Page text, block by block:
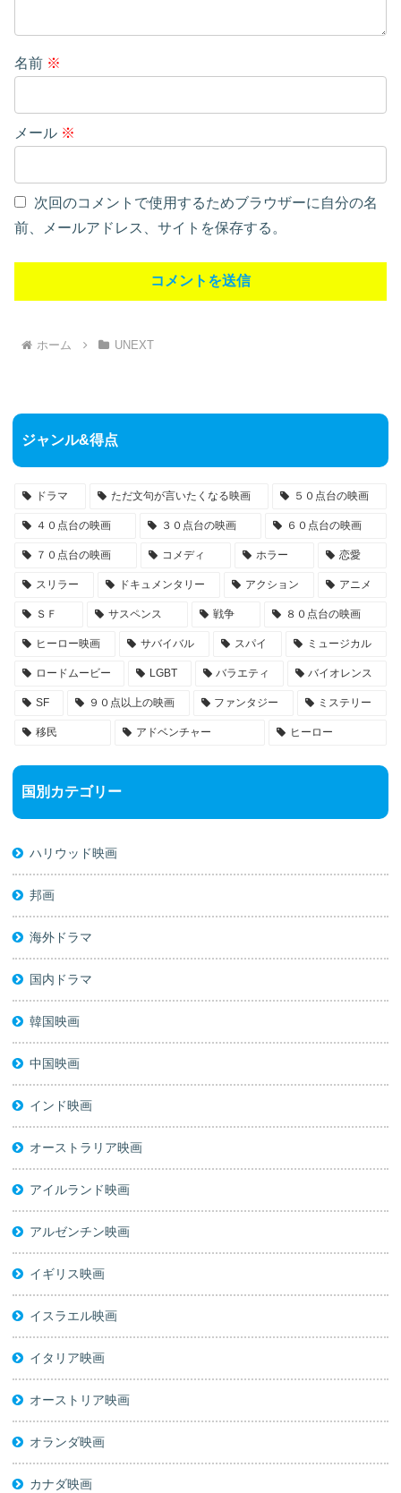
名前 ※
メール ※
次回のコメントで使用するためブラウザーに自分の名
前、メールアドレス、サイトを保存する。
ホーム UNEXT
ジャンル&得点
ドラマ ただ文句が言いたくなる映画 ５０点台の映画
４０点台の映画 ３０点台の映画 ６０点台の映画
７０点台の映画 コメディ ホラー 恋愛
スリラー ドキュメンタリー アクション アニメ
ＳＦ サスペンス 戦争 ８０点台の映画
ヒーロー映画 サバイバル スパイ ミュージカル
ロードムービー LGBT バラエティ バイオレンス
SF ９０点以上の映画 ファンタジー ミステリー
移民 アドベンチャー ヒーロー
国別カテゴリー
ハリウッド映画
邦画
海外ドラマ
国内ドラマ
韓国映画
中国映画
インド映画
オーストラリア映画
アイルランド映画
アルゼンチン映画
イギリス映画
イスラエル映画
イタリア映画
オーストリア映画
オランダ映画
カナダ映画